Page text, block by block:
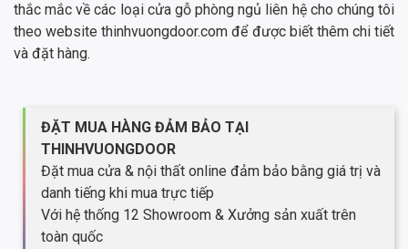
thắc mắc về các loại cửa gỗ phòng ngủ liên hệ cho chúng tôi
theo website thinhvuongdoor.com để được biết thêm chi tiết
và đặt hàng.
ĐẶT MUA HÀNG ĐẢM BẢO TẠI
THINHVUONGDOOR
Đặt mua cửa & nội thất online đảm bảo bằng giá trị và
danh tiếng khi mua trực tiếp
Với hệ thống 12 Showroom & Xưởng sản xuất trên
toàn quốc